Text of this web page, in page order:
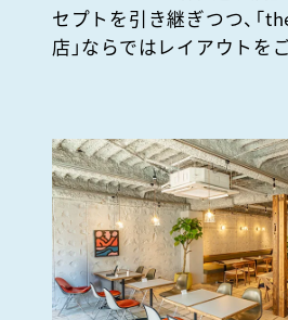
セプトを引き継ぎつつ、「
店」ならではレイアウトを